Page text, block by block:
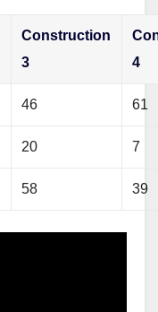
Construction
3
4
46 61
20 7
58 39